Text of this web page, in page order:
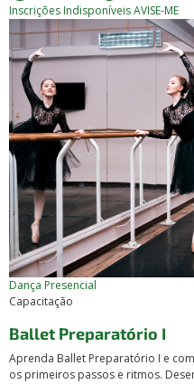
Inscrições IndisponíveisAVISE-ME
Dança Presencial
Capacitação
Ballet Preparatório I
Aprenda Ballet Preparatório I e
os primeiros passos e ritmos.